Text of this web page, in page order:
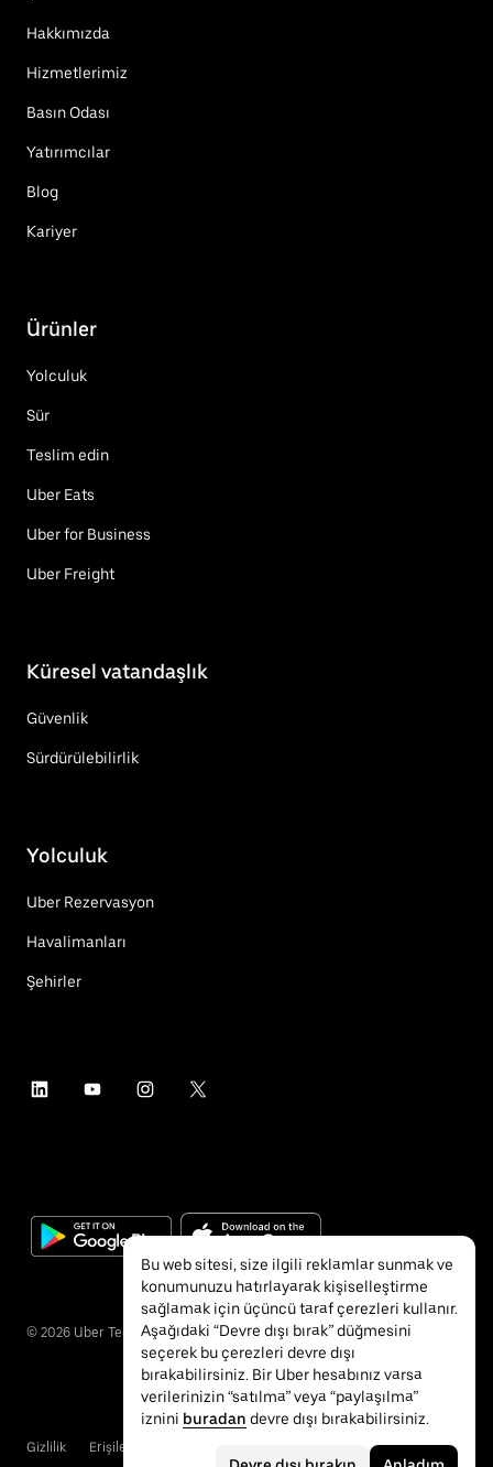
Hakkımızda
Hizmetlerimiz
Basın Odası
Yatırımcılar
Blog
Kariyer
Ürünler
Yolculuk
Sür
Teslim edin
Uber Eats
Uber for Business
Uber Freight
Küresel vatandaşlık
Güvenlik
Sürdürülebilirlik
Yolculuk
Uber Rezervasyon
Havalimanları
Şehirler
© 2026 Uber Technologies Inc.
Gizlilik Erişilebilirlik
Bu web sitesi, size ilgili reklamlar sunmak ve
konumunuzu hatırlayarak kişiselleştirme
sağlamak için üçüncü taraf çerezleri kullanır.
Aşağıdaki “Devre dışı bırak” düğmesini
seçerek bu çerezleri devre dışı
bırakabilirsiniz. Bir Uber hesabınız varsa
verilerinizin “satılma” veya “paylaşılma”
iznini buradan devre dışı bırakabilirsiniz.